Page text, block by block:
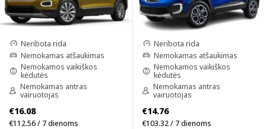
Neribota rida
Nemokamas atšaukimas
Nemokamos vaikiškos
kėdutės
Nemokamas antras
vairuotojas
€16.08
€112.56 / 7 dienoms
Neribota rida
Nemokamas atšaukimas
Nemokamos vaikiškos
kėdutės
Nemokamas antras
vairuotojas
€14.76
€103.32 / 7 dienoms